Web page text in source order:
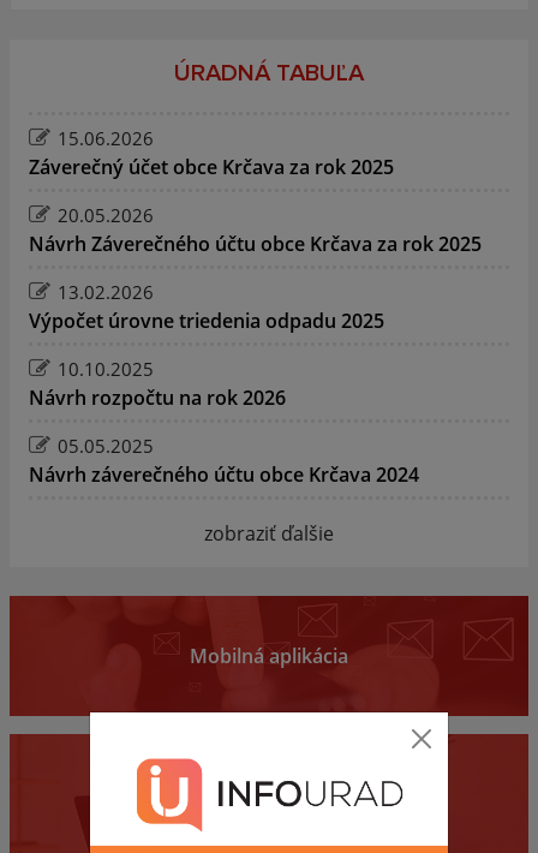
ÚRADNÁ TABUĽA
15.06.2026
Záverečný účet obce Krčava za rok 2025
20.05.2026
Návrh Záverečného účtu obce Krčava za rok 2025
13.02.2026
Výpočet úrovne triedenia odpadu 2025
10.10.2025
Návrh rozpočtu na rok 2026
05.05.2025
Návrh záverečného účtu obce Krčava 2024
zobraziť ďalšie
Mobilná aplikácia
Obecný úrad